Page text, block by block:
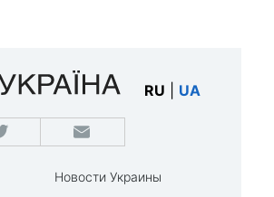
RU UA
Новости Украины